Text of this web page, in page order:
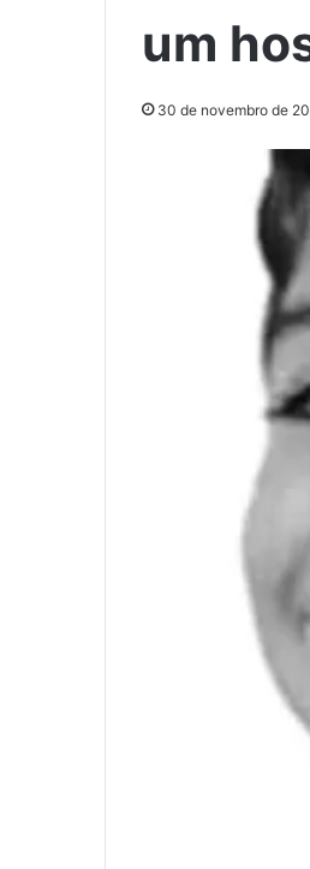
um
30 de novembro de